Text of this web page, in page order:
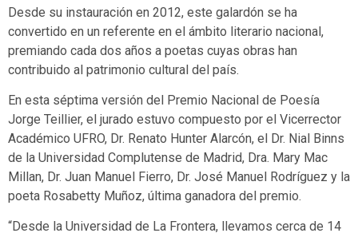
Desde su instauración en 2012, este galardón se ha
convertido en un referente en el ámbito literario nacional,
premiando cada dos años a poetas cuyas obras han
contribuido al patrimonio cultural del país.
En esta séptima versión del Premio Nacional de Poesía
Jorge Teillier, el jurado estuvo compuesto por el Vicerrector
Académico UFRO, Dr. Renato Hunter Alarcón, el Dr. Nial Binns
de la Universidad Complutense de Madrid, Dra. Mary Mac
Millan, Dr. Juan Manuel Fierro, Dr. José Manuel Rodríguez y la
poeta Rosabetty Muñoz, última ganadora del premio.
“Desde la Universidad de La Frontera, llevamos cerca de 14